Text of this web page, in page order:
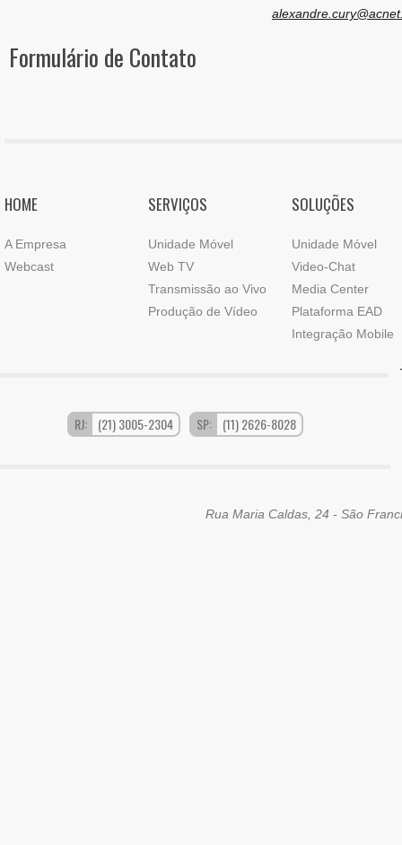
Formulário de Contato
HOME
A Empresa
Webcast
SERVIÇOS
Unidade Móvel
Web TV
Transmissão ao Vivo
Produção de Vídeo
SOLUÇÕES
Unidade Móvel
Video-Chat
Media Center
Plataforma EAD
Integração Mobile
RJ: (21) 3005-2304 SP: (11) 2626-8028
Rua Maria Caldas, 24 - São